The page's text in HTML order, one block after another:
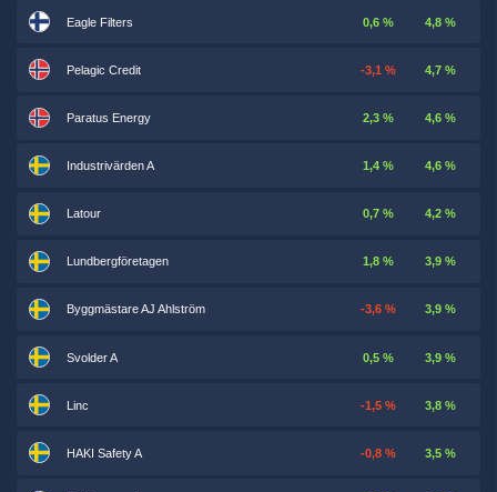
Eagle Filters 0,6 % 4,8 %
Pelagic Credit -3,1 % 4,7 %
Paratus Energy 2,3 % 4,6 %
Industrivärden A 1,4 % 4,6 %
Latour 0,7 % 4,2 %
Lundbergföretagen 1,8 % 3,9 %
Byggmästare AJ Ahlström -3,6 % 3,9 %
Svolder A 0,5 % 3,9 %
Linc -1,5 % 3,8 %
HAKI Safety A -0,8 % 3,5 %